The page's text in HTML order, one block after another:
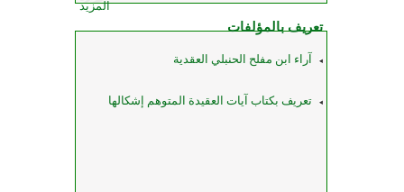
المزيد
تعريف بالمؤلفات
آراء ابن مفلح الحنبلي العقدية
تعريف بكتاب آيات العقيدة المتوهم إشكالها